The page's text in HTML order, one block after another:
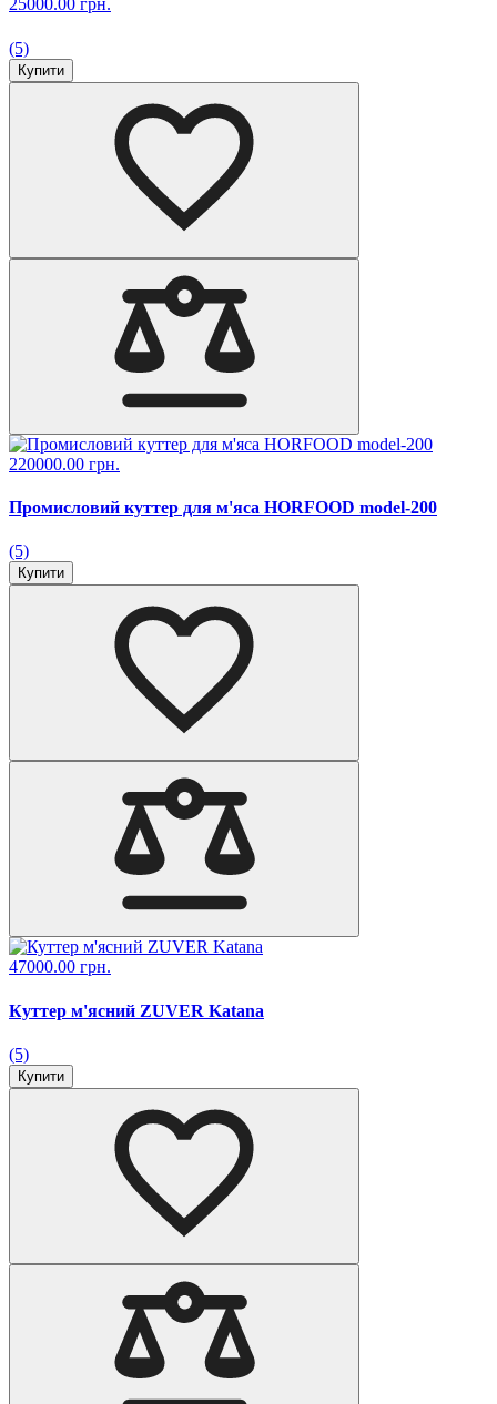
25000.00 грн.
(5)
Купити
220000.00 грн.
Промисловий куттер для м'яса HORFOOD model-200
(5)
Купити
47000.00 грн.
Куттер м'ясний ZUVER Katana
(5)
Купити